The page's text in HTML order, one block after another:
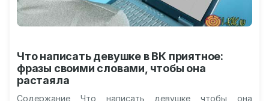
Что написать девушке в ВК приятное:
фразы своими словами, чтобы она
растаяла
Содержание Что написать девушке чтобы она